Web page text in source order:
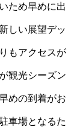
ため早めに出
しい展望デッ
もアクセスが
観光シーズン
めの到着がお
車場となるた